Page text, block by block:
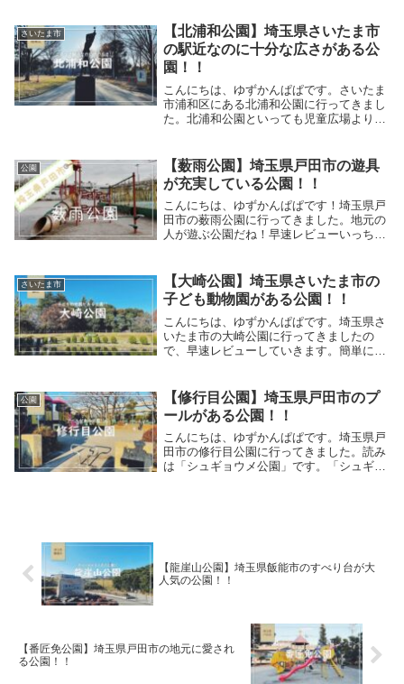
ずは簡単に公園のご紹介北入り口。新大宮
バイパ...
さいたま市
【北浦和公園】埼玉県さいたま市
の駅近なのに十分な広さがある公
園！！
こんにちは、ゆずかんぱぱです。さいたま
市浦和区にある北浦和公園に行ってきまし
た。北浦和公園といっても児童広場より南
が、早速レビューしていきます！詳細駅か
ら近くてこんな...
公園
【薮雨公園】埼玉県戸田市の遊具
が充実している公園！！
こんにちは、ゆずかんぱぱです！埼玉県戸
田市の薮雨公園に行ってきました。地元の
人が遊ぶ公園だね！早速レビューいっちゃ
ープゾーンもあって良い感じ！子ども版の
SASUKE...
さいたま市
【大崎公園】埼玉県さいたま市の
子ども動物園がある公園！！
こんにちは、ゆずかんぱぱです。埼玉県さ
いたま市の大崎公園に行ってきましたの
で、早速レビューしていきます。簡単に公
ムのグラウンドが約35,000平方メート...
公園
【修行目公園】埼玉県戸田市のプ
ールがある公園！！
こんにちは、ゆずかんぱぱです。埼玉県戸
田市の修行目公園に行ってきました。読み
は「シュギョウメ公園」です。「シュギョ
【龍崖山公園】埼玉県飯能市のすべり台が大
人気の公園！！
【番匠免公園】埼玉県戸田市の地元に愛され
る公園！！